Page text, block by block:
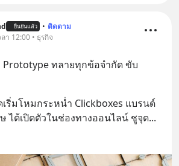
ยืนยันแล้ว • ติดตาม
า 12:00 • ธุรกิจ
Prototype ทลายทุกข้อจำกัด ขับ
ริ่มโหมกระหน่ำ Clickboxes แบรนด์
ได้เปิดตัวในช่องทางออนไลน์ ชูจุด